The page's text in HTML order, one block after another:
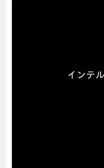
インテ